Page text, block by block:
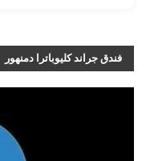
فندق جراند كليوباترا دمنهور